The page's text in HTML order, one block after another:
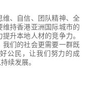
、自信、团队精神、全
持香港亚洲国际城市的
升本地人材的竞争力。
们的社会更需要一群既
公民，让我们努力的成
续发展。